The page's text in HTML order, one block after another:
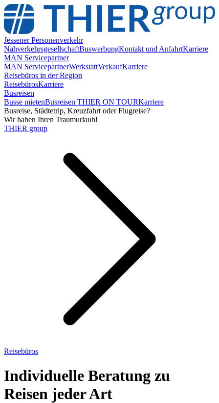
Jessener Personenverkehr
NahverkehrsgesellschaftBuswerbungKontakt und AnfahrtKarriere
MAN Servicepartner
MAN ServicepartnerWerkstattVerkaufKarriere
Reisebüros in der Region
ReisebürosKarriere
Busreisen
Busse mietenBusreisen THIER ON TOURKarriere
Busreise, Städtetrip, Kreuzfahrt oder Flugreise?
Wir haben Ihren Traumurlaub!
THIER group
Reisebüros
Individuelle Beratung zu
Reisen jeder Art